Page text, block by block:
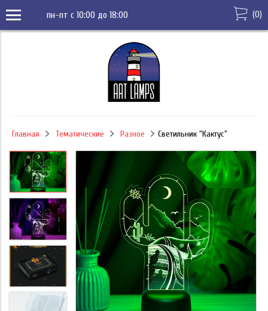
пн-пт с 10:00 до 18:00 (0)
Главная Тематические Разное Светильник "Кактус"